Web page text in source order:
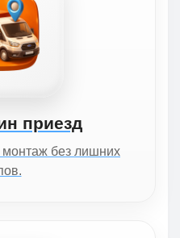
приезд
монтаж без лишних